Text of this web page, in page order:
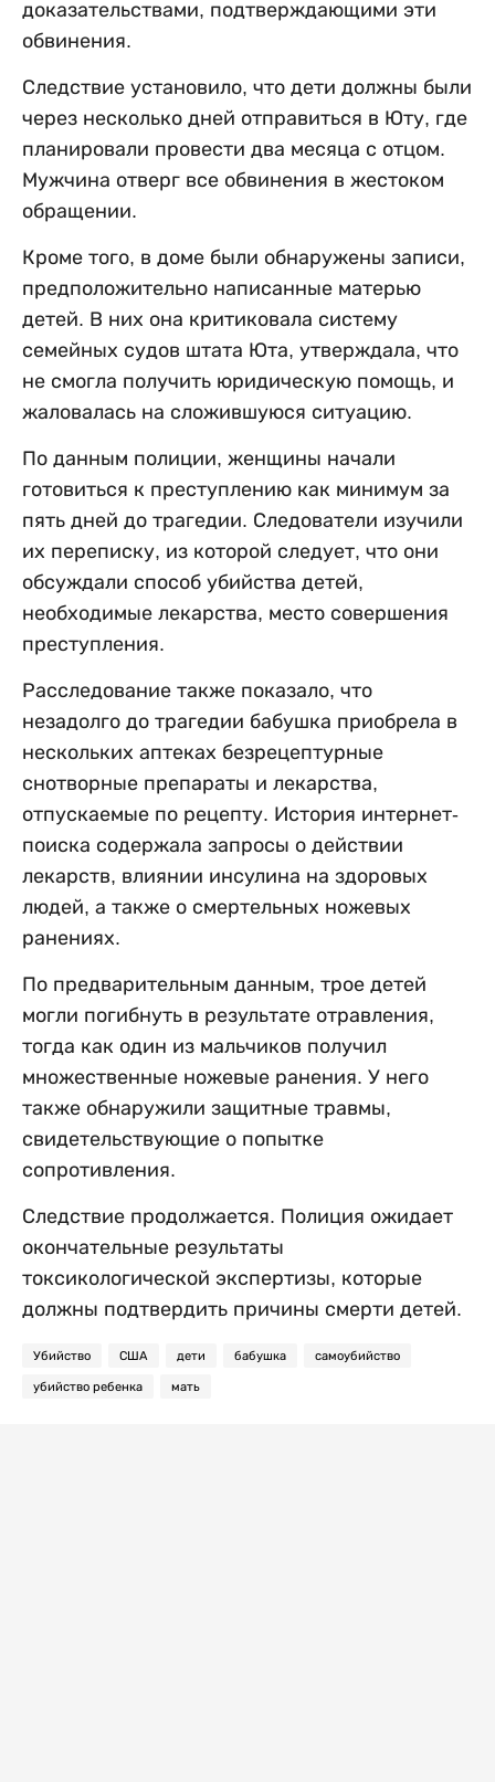
доказательствами, подтверждающими эти
обвинения.
Следствие установило, что дети должны были
через несколько дней отправиться в Юту, где
планировали провести два месяца с отцом.
Мужчина отверг все обвинения в жестоком
обращении.
Кроме того, в доме были обнаружены записи,
предположительно написанные матерью
детей. В них она критиковала систему
семейных судов штата Юта, утверждала, что
не смогла получить юридическую помощь, и
жаловалась на сложившуюся ситуацию.
По данным полиции, женщины начали
готовиться к преступлению как минимум за
пять дней до трагедии. Следователи изучили
их переписку, из которой следует, что они
обсуждали способ убийства детей,
необходимые лекарства, место совершения
преступления.
Расследование также показало, что
незадолго до трагедии бабушка приобрела в
нескольких аптеках безрецептурные
снотворные препараты и лекарства,
отпускаемые по рецепту. История интернет-
поиска содержала запросы о действии
лекарств, влиянии инсулина на здоровых
людей, а также о смертельных ножевых
ранениях.
По предварительным данным, трое детей
могли погибнуть в результате отравления,
тогда как один из мальчиков получил
множественные ножевые ранения. У него
также обнаружили защитные травмы,
свидетельствующие о попытке
сопротивления.
Следствие продолжается. Полиция ожидает
окончательные результаты
токсикологической экспертизы, которые
должны подтвердить причины смерти детей.
Убийство США дети бабушка самоубийство
убийство ребенка мать